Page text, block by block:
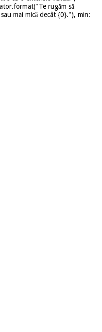
rugăm să
mai mică decât {0}."), min: